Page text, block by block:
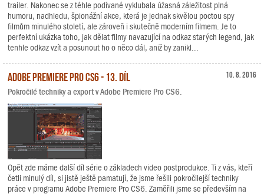
trailer. Nakonec se z téhle podívané vyklubala úžasná záležitost plná
humoru, nadhledu, špionážní akce, která je jednak skvělou poctou spy
filmům minulého století, ale zároveň i skutečně moderním filmem. Je to
perfektní ukázka toho, jak dělat filmy navazující na odkaz starých legend, jak
tenhle odkaz vzít a posunout ho o něco dál, aniž by zanikl...
10. 8. 2016
Adobe Premiere Pro CS6 - 13. díl
Pokročilé techniky a export v Adobe Premiere Pro CS6.
Opět zde máme další díl série o základech video postprodukce. Ti z vás, kteří
četli minulý díl, si jistě ještě pamatují, že jsme řešili pokročilejší techniky
práce v programu Adobe Premiere Pro CS6. Zaměřili jsme se především na